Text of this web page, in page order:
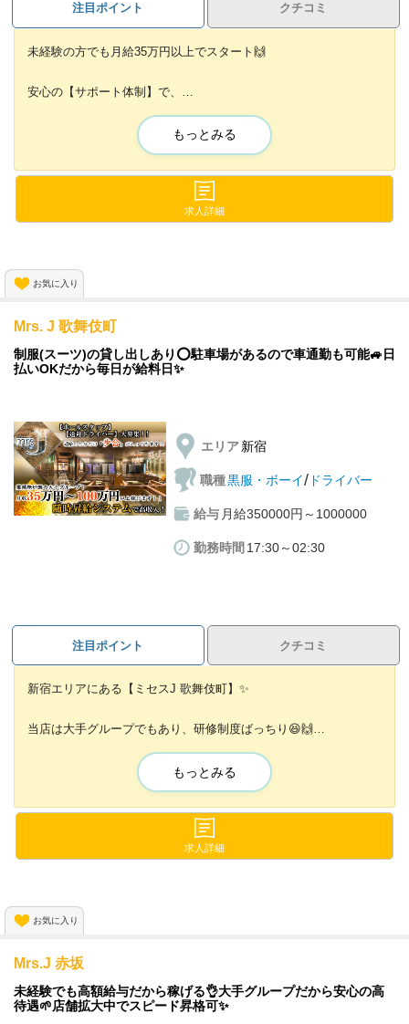
沢山揃っています！
・ホールスタッフのアルバイト時給1500円〜
・社員は月給30万円以上
・店長候補は月給50万円以上
などなど、未経験者さんでも高時給をお約束します！
経験者様はさらに優遇あり！
💊万全の感染症対策あり💊
グループ内店舗では随時
◎換気
の徹底！
さらにアクリル板の設置などもあるので、
心配な事は一切なく、働きやすい環境が揃ってます！
注目ポイント クチコミ
未経験の方でも月給35万円以上でスタート🙌
安心の【サポート体制】で、
キャッチやスカウト行為は一切ないので
業界未経験の方でも始めやすいお店です🌱
また、【スピード昇給・昇格】があるので
店舗拡大で積極採用中✨✨
もっとみる
求人詳細
お気に入り
Mrs. J 歌舞伎町
制服(スーツ)の貸し出しあり⭕️駐車場があるので車通勤も可能🚙日
払いOKだから毎日が給料日✨
エリア新宿
職種黒服・ボーイ/ ドライバー
給与 月給350000円～1000000
勤務時間17:30～02:30
注目ポイント クチコミ
新宿エリアにある【ミセスJ 歌舞伎町】✨
当店は大手グループでもあり、研修制度ばっちり😆🙌
未経験者さんでも働きやすい環境が整っています！
✨高時給・高歩合・ボーナス✨
予想以上に稼げるんです⭐️
制服(スーツ)の貸し出しがあるから
💰今なら入店祝金あり💰
もっとみる
求人詳細
お気に入り
Mrs.J 赤坂
未経験でも高額給与だから稼げる👌大手グループだから安心の高
待遇🌱店舗拡大中でスピード昇格可✨